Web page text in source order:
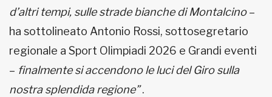
d’altri tempi, sulle strade bianche di Montalcino–
ha sottolineato Antonio Rossi, sottosegretario
regionale a Sport Olimpiadi 2026 e Grandi eventi
– finalmente si accendono le luci del Giro sulla
nostra splendida regione”.